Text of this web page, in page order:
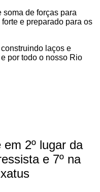
de forças para
e preparado para os
laços e
por todo o nosso Rio
2º lugar da
e 7º na